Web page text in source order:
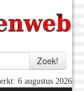
6 augustus 2026